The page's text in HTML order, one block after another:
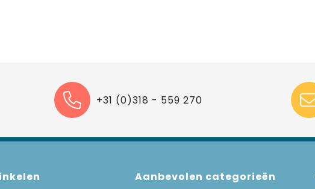
+31 (0)318 - 559 270
Aanbevolen categorieën